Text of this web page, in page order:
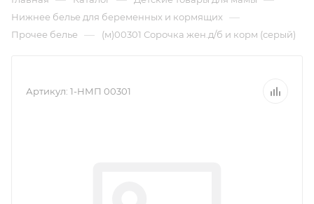
Нижнее белье для беременных и кормящих —
Прочее белье — (м)00301 Сорочка жен.д/б и корм (серый)
Артикул: 1-НМП 00301